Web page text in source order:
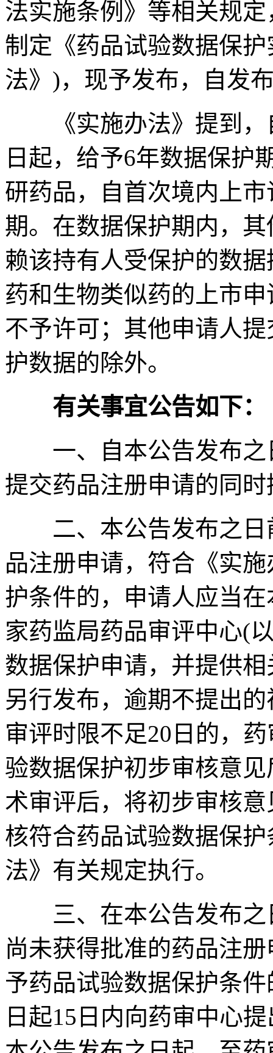
法实施条例》等相关规
制定《药品试验数据保
法》)，现予发布，自发
《实施办法》提到，
日起，给予6年数据保护
研药品，自首次境内上
期。在数据保护期内，
赖该持有人受保护的数
药和生物类似药的上市
不予许可；其他申请人
护数据的除外。
有关事宜公告如下：
一、自本公告发布之
提交药品注册申请的同
二、本公告发布之日
品注册申请，符合《实
护条件的，申请人应当
家药监局药品审评中心(
数据保护申请，并提供
另行发布，逾期不提出
审评时限不足20日的，
验数据保护初步审核意
术审评后，将初步审核
核符合药品试验数据保
法》有关规定执行。
三、在本公告发布之
尚未获得批准的药品注
予药品试验数据保护条
日起15日内向药审中心